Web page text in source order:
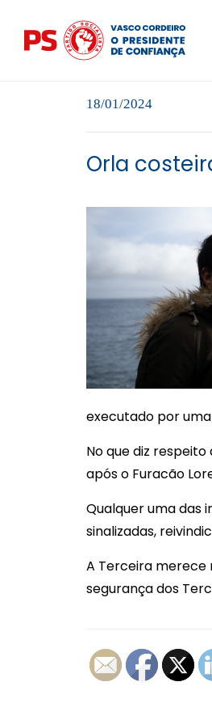
18/01/2024
Orla
executado por
No que diz
após o Furacão
Qualquer uma das
sinalizadas,
A Terceira merece
segurança dos